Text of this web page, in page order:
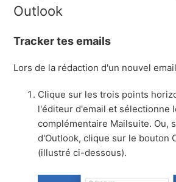
Outlook
Tracker tes emails
Lors de la rédaction d'un nouvel
Clique sur les trois points
l'éditeur d'email et sélectionne
complémentaire Mailsuite. Ou,
d'Outlook, clique sur le bouton
(illustré ci-dessous).